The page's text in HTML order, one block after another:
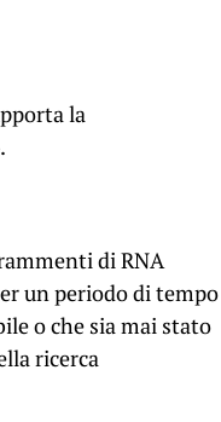
la
di RNA
un periodo di tempo
o che sia mai stato
ricerca